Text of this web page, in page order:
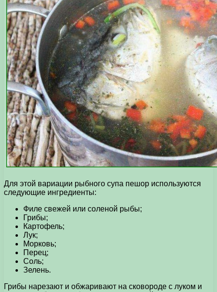
Для этой вариации рыбного супа пешор используются
следующие ингредиенты:
Филе свежей или соленой рыбы;
Грибы;
Картофель;
Лук;
Морковь;
Перец;
Соль;
Зелень.
Грибы нарезают и обжаривают на сковороде с луком и